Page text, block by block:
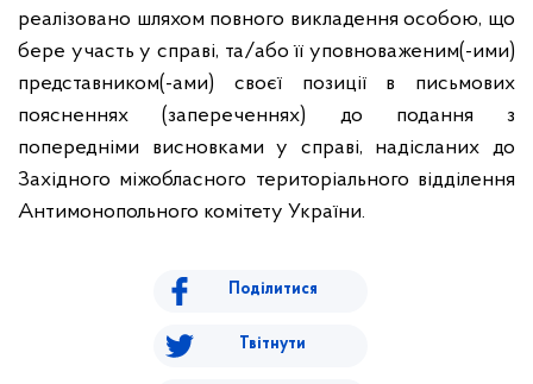
реалізовано шляхом повного викладення особою, що
бере участь у справі, та/або її уповноваженим(-ими)
представником(-ами) своєї позиції в письмових
поясненнях (запереченнях) до подання з
попередніми висновками у справі, надісланих до
Західного міжобласного територіального відділення
Антимонопольного комітету України.
Поділитися
Твітнути